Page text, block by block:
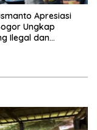
Apresiasi
Ungkap
Ilegal dan